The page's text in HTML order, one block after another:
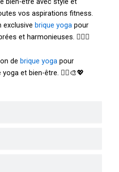
vos aspirations fitness.
exclusive brique yoga pour
et harmonieuses. 🧘‍♀️✨
de brique yoga pour
et bien-être. 🧘‍♀️🎨💖